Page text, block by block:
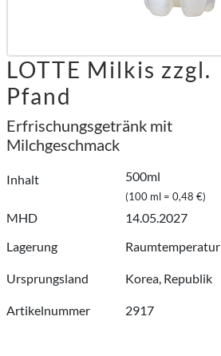
LOTTE Milkis zzgl.
Pfand
Erfrischungsgetränk mit
Milchgeschmack
Inhalt 500ml
(100 ml = 0,48 €)
MHD
14.05.2027
Lagerung
Raumtemperatur
Ursprungsland Korea, Republik
Artikelnummer 2917